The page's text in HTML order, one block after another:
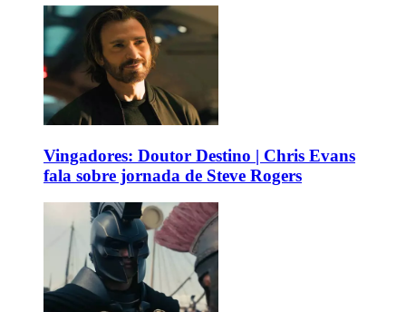
Vingadores: Doutor Destino | Chris Evans
fala sobre jornada de Steve Rogers